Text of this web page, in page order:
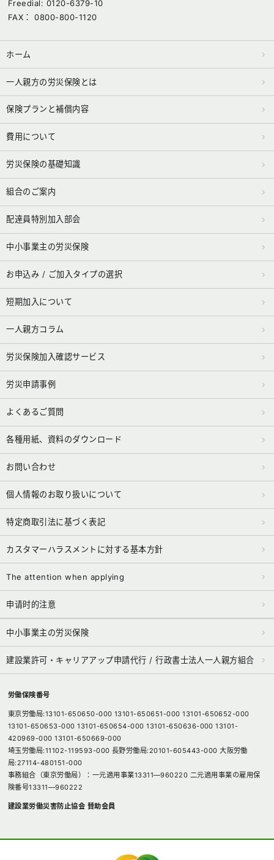
Freedial: 0120-6379-10
FAX： 0800-800-1120
ホーム
一人親方の労災保険とは
保険プランと補償内容
費用について
労災保険の基礎知識
組合のご案内
配達員特別加入部会
中小事業主の労災保険
お申込み / ご加入タイプの選択
短期加入について
一人親方コラム
労災保険加入確認サービス
労災申請事例
よくあるご質問
各種用紙、資料のダウンロード
お問い合わせ
個人情報のお取り扱いについて
特定商取引法に基づく表記
カスタマーハラスメントに対する基本方針
The attention when applying
申请时的注意
中小事業主の労災保険
建設業許可・キャリアアップ申請代行 / 行政書士法人一人親方組合
労働保険番号
東京労働局:13101-650650-000 13101-650651-000 13101-650652-000
13101-650653-000 13101-650654-000 13101-650636-000 13101-
420969-000 13101-650669-000
埼玉労働局:11102-119593-000 長野労働局:20101-605443-000 大阪労働
局:27114-480151-000
事務組合（東京労働局）：一元適用事業13311―960220 二元適用事業の雇用保
険番号13311―960222
建設業労働災害防止協会 賛助会員